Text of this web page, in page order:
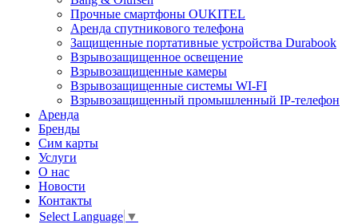
Прочные смартфоны OUKITEL
Аренда спутникового телефона
Защищенные портативные устройства Durabook
Взрывозащищенное освещение
Взрывозащищенные камеры
Взрывозащищенные системы WI-FI
Взрывозащищенный промышленный IP-телефон
Аренда
Бренды
Сим карты
Услуги
О нас
Новости
Контакты
Select Language ▼